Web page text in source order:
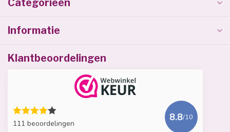
Categorieën
Informatie
Klantbeoordelingen
111 beoordelingen
8.8/10